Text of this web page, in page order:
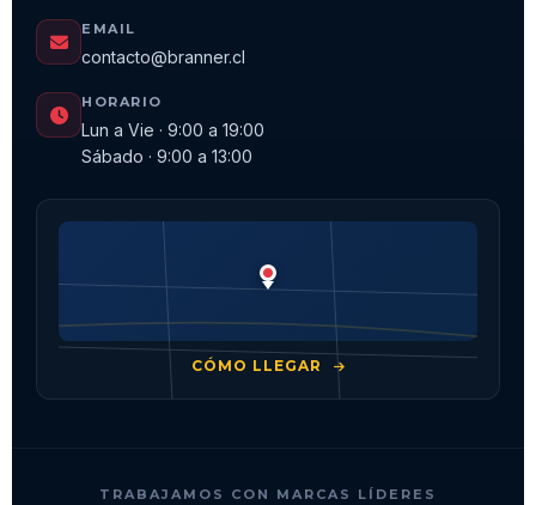
EMAIL
contacto@branner.cl
HORARIO
Lun a Vie · 9:00 a 19:00
Sábado · 9:00 a 13:00
CÓMO LLEGAR
TRABAJAMOS CON MARCAS LÍDERES